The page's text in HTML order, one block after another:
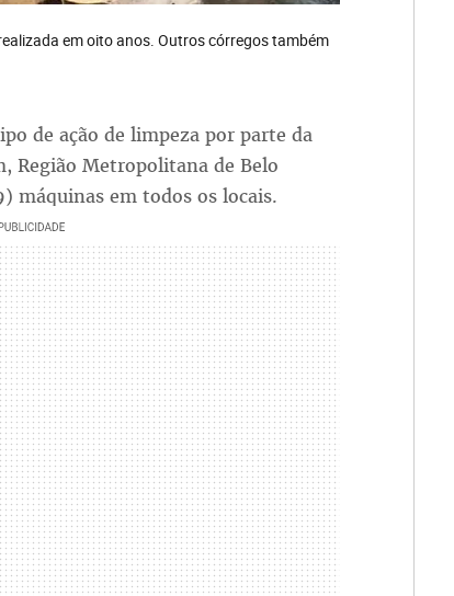
em oito anos. Outros córregos também
de ação de limpeza por parte da
Região Metropolitana de Belo
máquinas em todos os locais.